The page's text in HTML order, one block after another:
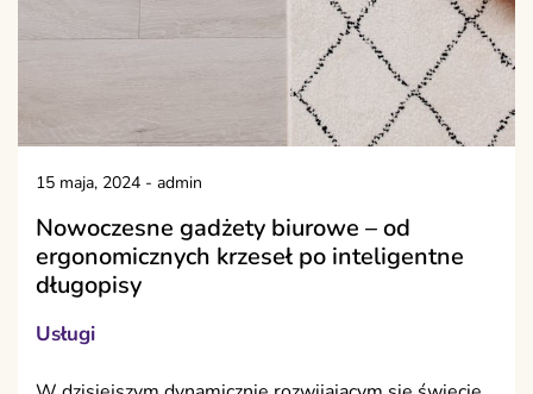
15 maja, 2024 - admin
Nowoczesne gadżety biurowe – od
ergonomicznych krzeseł po inteligentne
długopisy
Usługi